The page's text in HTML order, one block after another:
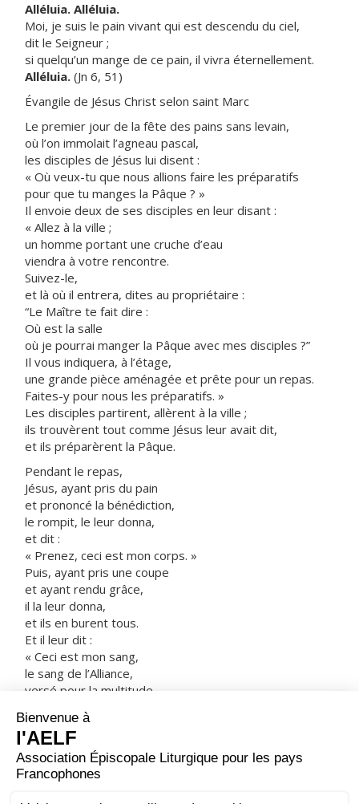
Alléluia. Alléluia.
Moi, je suis le pain vivant qui est descendu du ciel,
dit le Seigneur ;
si quelqu’un mange de ce pain, il vivra éternellement.
Alléluia. (Jn 6, 51)
Évangile de Jésus Christ selon saint Marc
Le premier jour de la fête des pains sans levain,
où l’on immolait l’agneau pascal,
les disciples de Jésus lui disent :
« Où veux-tu que nous allions faire les préparatifs
pour que tu manges la Pâque ? »
Il envoie deux de ses disciples en leur disant :
« Allez à la ville ;
un homme portant une cruche d’eau
viendra à votre rencontre.
Suivez-le,
et là où il entrera, dites au propriétaire :
“Le Maître te fait dire :
Où est la salle
où je pourrai manger la Pâque avec mes disciples ?”
Il vous indiquera, à l’étage,
une grande pièce aménagée et prête pour un repas.
Faites-y pour nous les préparatifs. »
Les disciples partirent, allèrent à la ville ;
ils trouvèrent tout comme Jésus leur avait dit,
et ils préparèrent la Pâque.
Pendant le repas,
Jésus, ayant pris du pain
et prononcé la bénédiction,
le rompit, le leur donna,
et dit :
« Prenez, ceci est mon corps. »
Puis, ayant pris une coupe
et ayant rendu grâce,
il la leur donna,
et ils en burent tous.
Et il leur dit :
« Ceci est mon sang,
le sang de l’Alliance,
versé pour la multitude.
je ne boirai plus du fruit de la vigne,
jusqu’au jour où je le boirai, nouveau,
dans le royaume de Dieu. »
Après avoir chanté les psaumes,
ils partirent pour le mont des Oliviers.